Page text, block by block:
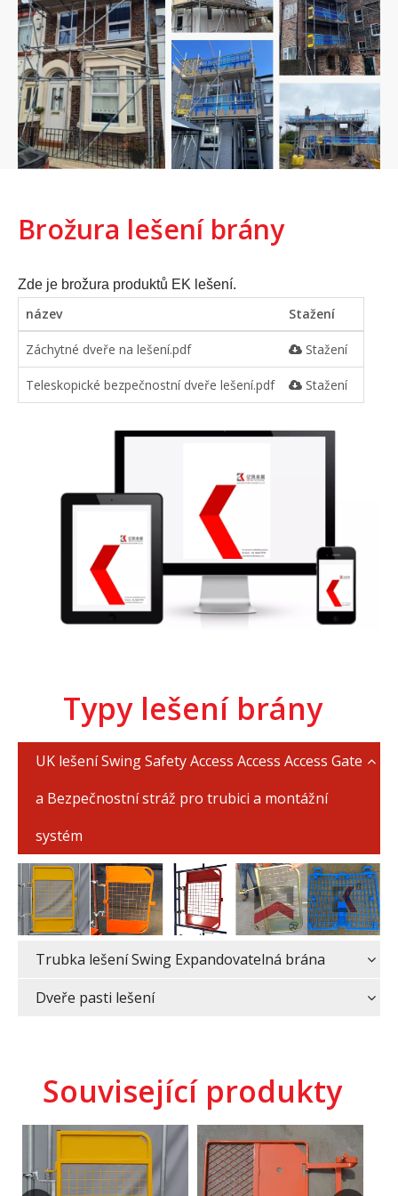
Brožura lešení brány
Zde je brožura produktů EK lešení.
název Stažení
Záchytné dveře na lešení.pdf Stažení
Teleskopické bezpečnostní dveře lešení.pdf Stažení
Typy lešení brány
UK lešení Swing Safety Access Access Access Gate
a Bezpečnostní stráž pro trubici a montážní
systém
Trubka lešení Swing Expandovatelná brána
Dveře pasti lešení
Související produkty
Elektrické galvanizované
branky žebříku s lešením